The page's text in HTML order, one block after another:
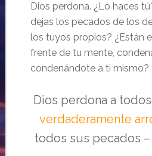
Dios perdona. ¿Lo haces
dejas los pecados de los
los tuyos propios? ¿Están
frente de tu mente,
condenándote a ti mismo?
Dios perdona a
verdaderamente
todos sus pecados